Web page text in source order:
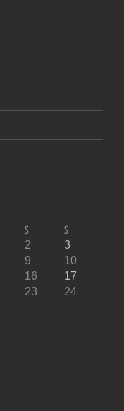
S S
2
3
9
10
16
17
23
24